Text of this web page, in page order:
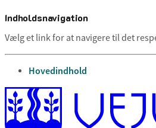
Indholdsnavigation
Vælg et link for at navigere til det
gå til
Hovedindhold